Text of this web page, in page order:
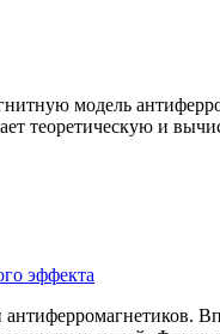
модель
теоретическую и
эффекта